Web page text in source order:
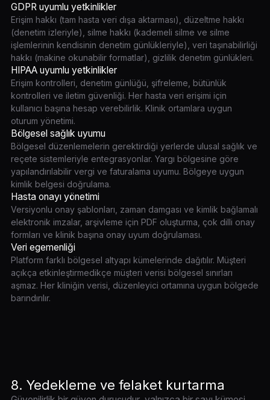
GDPR uyumlu yetkinlikler
Erişim hakkı (tam hasta veri dışa aktarması), düzeltme hakkı
(denetim izleriyle), silme hakkı (kademeli silme ve silme
işlemlerinin kendisinin denetim günlükleriyle), veri taşınabilirliği
hakkı (makine okunabilir formatlar), gizlilik denetim günlükleri.
HIPAA uyumlu yetkinlikler
Erişim kontrolleri, denetim günlüğü, şifreleme, bütünlük
kontrolleri ve iletim güvenliği. Her hasta veri erişimi için
kullanıcı başına hesap verebilirlik. Klinik ortamlara uygun
oturum yönetimi.
Bölgesel sağlık uyumu
Bölgesel düzenlemelerin gerektirdiği yerlerde ulusal sağlık ve
reçete sistemleriyle entegrasyonlar. Yargı bölgesine göre
yapılandırılabilir vergi ve faturalama uyumu. Bölgeye uygun
kimlik belgesi doğrulama.
Hasta onayı yönetimi
Versiyonlu onay şablonları, zaman damgası ve kimlik bağlamalı
elektronik imzalar, arşivleme için PDF oluşturma, çok dilli onay
formları ve klinik başına onay uyum doğrulaması.
Veri egemenliği
Platform farklı bölgesel altyapı kümelerinde dağıtılır. Müşteri
açıkça etkinleştirmedikçe müşteri verisi bölgesel sınırları
aşmaz. Her kliniğin verisi, düzenleyici ortamına uygun bölgede
barındırılır.
8. Yedekleme ve felaket kurtarma